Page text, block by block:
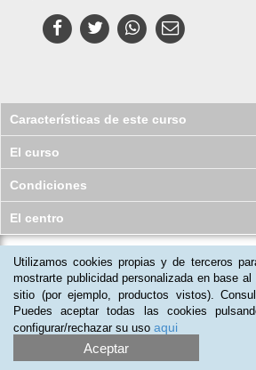
Características de este curso
El curso
Condiciones
El centro
Curso
Limpieza y
Utilizamos cookies propias y de terceros
mostrarte publicidad personalizada en base
sitio (por ejemplo, productos vistos).
Puedes aceptar todas las cookies
configurar/rechazar su uso aqui
Aceptar